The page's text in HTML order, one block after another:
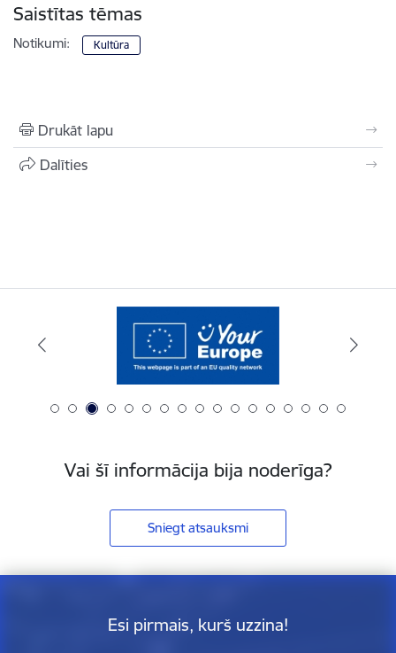
Saistītas tēmas
Notikumi: Kultūra
Drukāt lapu
Dalīties
Vai šī informācija bija noderīga?
Sniegt atsauksmi
Esi pirmais, kurš uzzina!